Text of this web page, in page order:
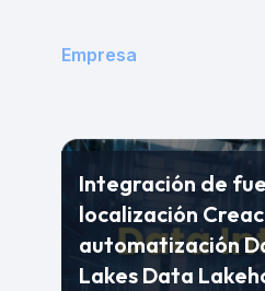
Empresa
Integración de
localización
automatización
Lakes Data